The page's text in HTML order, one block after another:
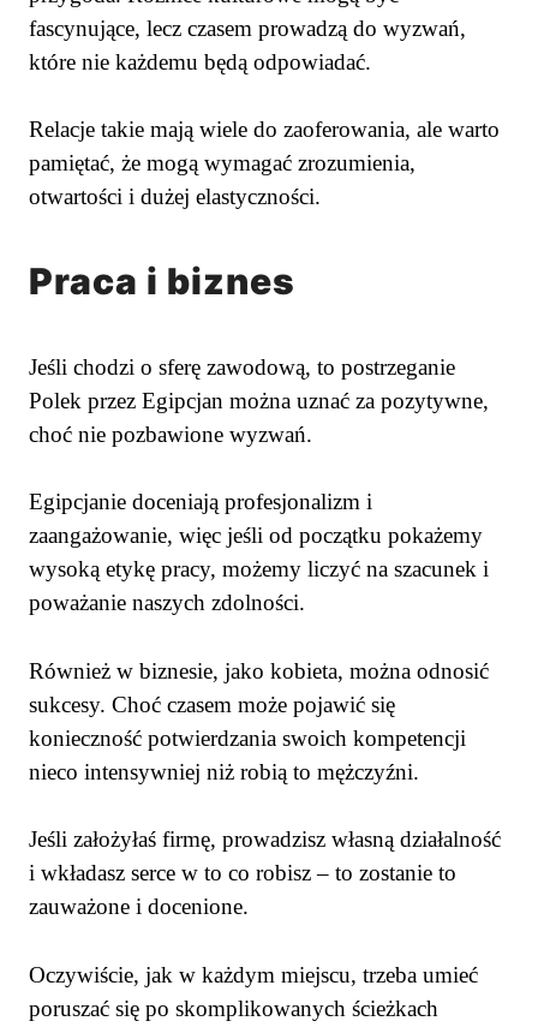
fascynujące, lecz czasem prowadzą do wyzwań,
które nie każdemu będą odpowiadać.
Relacje takie mają wiele do zaoferowania, ale warto
pamiętać, że mogą wymagać zrozumienia,
otwartości i dużej elastyczności.
Praca i biznes
Jeśli chodzi o sferę zawodową, to postrzeganie
Polek przez Egipcjan można uznać za pozytywne,
choć nie pozbawione wyzwań.
Egipcjanie doceniają profesjonalizm i
zaangażowanie, więc jeśli od początku pokażemy
wysoką etykę pracy, możemy liczyć na szacunek i
poważanie naszych zdolności.
Również w biznesie, jako kobieta, można odnosić
sukcesy. Choć czasem może pojawić się
konieczność potwierdzania swoich kompetencji
nieco intensywniej niż robią to mężczyźni.
Jeśli założyłaś firmę, prowadzisz własną działalność
i wkładasz serce w to co robisz – to zostanie to
zauważone i docenione.
Oczywiście, jak w każdym miejscu, trzeba umieć
poruszać się po skomplikowanych ścieżkach